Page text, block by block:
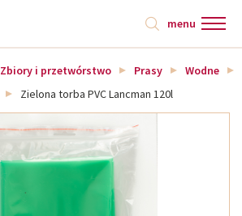
menu
Zbiory i przetwórstwo Prasy
Wodne
Zielona torba PVC Lancman 120l